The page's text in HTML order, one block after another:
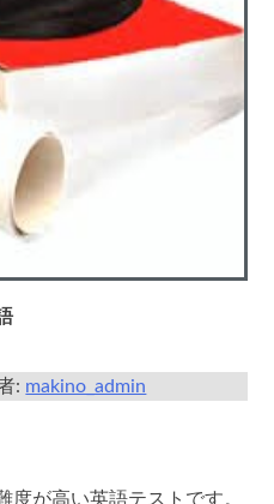
: makino_admin
度が高い英語テストです。